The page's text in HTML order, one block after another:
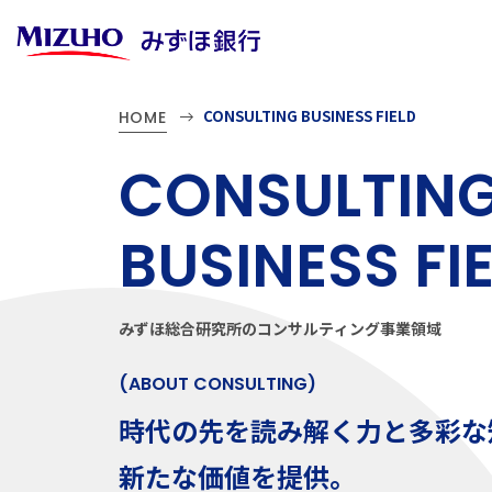
HOME CONSULTING BUSINESS FIELD
CONSULTIN
BUSINESS FIE
みずほ総合研究所のコ ンサルティ ング事業領域
(ABOUT CONSULTING)
時代の先を読み解く 力と多彩な
新たな価値を提供。